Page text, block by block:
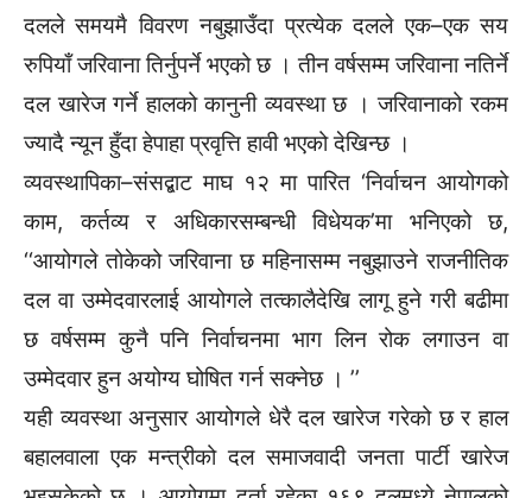
दलले समयमै विवरण नबुझाउँदा प्रत्येक दलले एक–एक सय
रुपियाँ जरिवाना तिर्नुपर्ने भएको छ । तीन वर्षसम्म जरिवाना नतिर्ने
दल खारेज गर्ने हालको कानुनी व्यवस्था छ । जरिवानाको रकम
ज्यादै न्यून हुँदा हेपाहा प्रवृत्ति हावी भएको देखिन्छ ।
व्यवस्थापिका–संसद्बाट माघ १२ मा पारित ‘निर्वाचन आयोगको
काम, कर्तव्य र अधिकारसम्बन्धी विधेयक’मा भनिएको छ,
‘‘आयोगले तोकेको जरिवाना छ महिनासम्म नबुझाउने राजनीतिक
दल वा उम्मेदवारलाई आयोगले तत्कालैदेखि लागू हुने गरी बढीमा
छ वर्षसम्म कुनै पनि निर्वाचनमा भाग लिन रोक लगाउन वा
उम्मेदवार हुन अयोग्य घोषित गर्न सक्नेछ । ’’
यही व्यवस्था अनुसार आयोगले धेरै दल खारेज गरेको छ र हाल
बहालवाला एक मन्त्रीको दल समाजवादी जनता पार्टी खारेज